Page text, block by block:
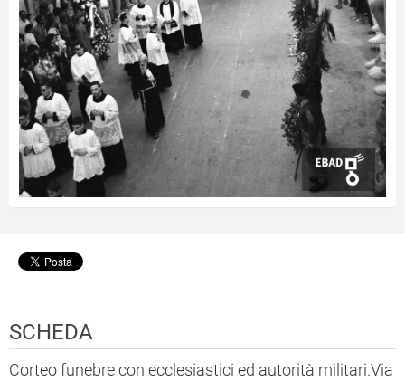
SCHEDA
Corteo funebre con ecclesiastici ed autorità militari.Via